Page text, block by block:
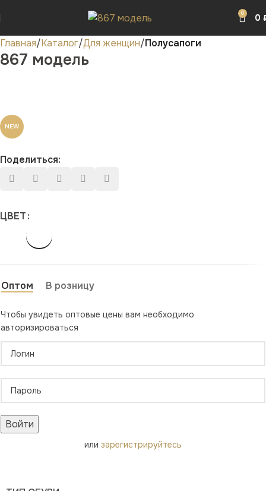
0 0
Главная Каталог Для женщин Полусапоги
867 модель
NEW
Поделиться:
ЦВЕТ
Оптом В розницу
Чтобы увидеть оптовые цены вам необходимо
авторизироваться
Войти
или зарегистрируйтесь